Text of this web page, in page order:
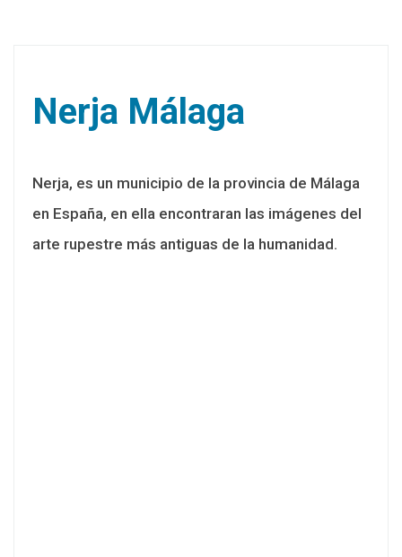
Nerja Málaga
Nerja, es un municipio de la provincia de Málaga
en España, en ella encontraran las imágenes del
arte rupestre más antiguas de la humanidad.